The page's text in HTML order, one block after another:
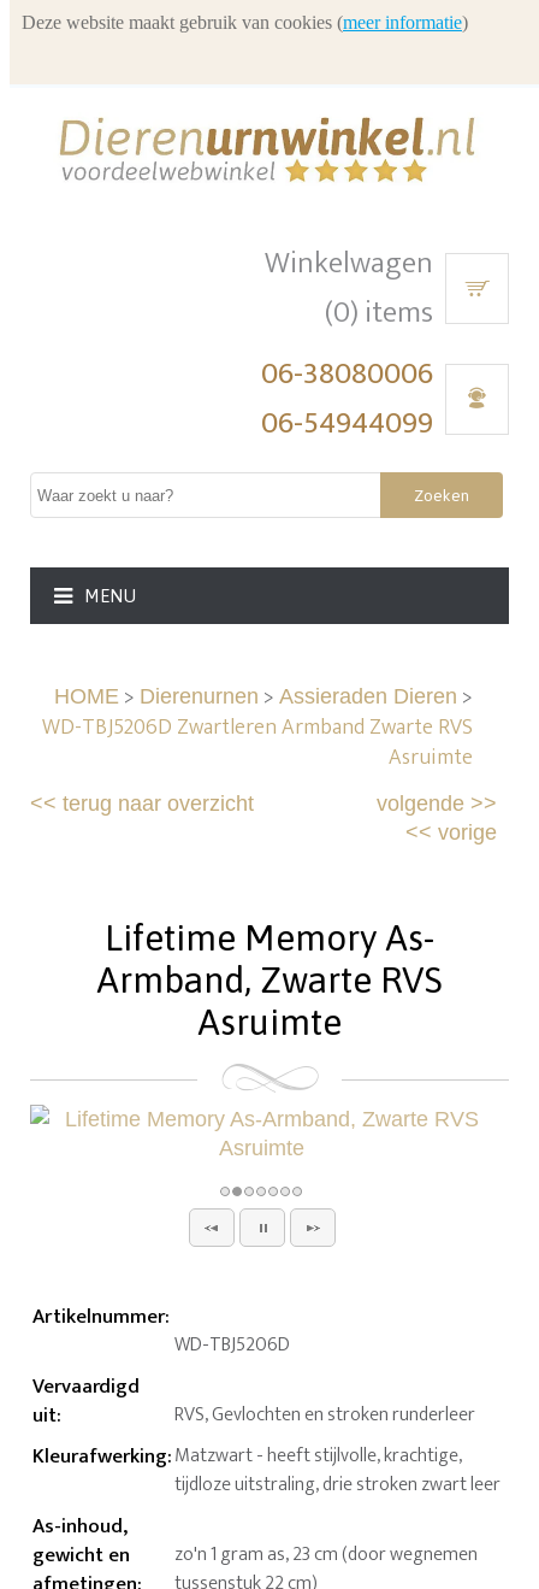
Winkelwagen
(0) items
06-38080006
06-54944099
Zoeken
MENU
HOME> Dierenurnen > Assieraden Dieren >
WD-TBJ5206D Zwartleren Armband Zwarte RVS
Asruimte
<<terug naar overzicht volgende>>
<< vorige
Lifetime Memory As-
Armband, Zwarte RVS
Asruimte
Artikelnummer:
WD-TBJ5206D
Vervaardigd
uit: RVS, Gevlochten en stroken runderleer
Kleurafwerking:Matzwart - heeft stijlvolle, krachtige,
tijdloze uitstraling, drie stroken zwart leer
As-inhoud,
gewicht en
zo'n 1 gram as, 23 cm (door wegnemen
Deze website maakt gebruik van cookies (meer informatie)